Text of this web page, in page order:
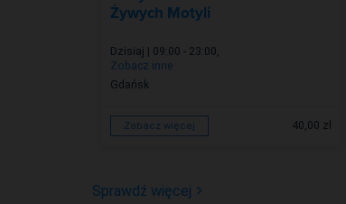
Żywych Motyli
Dzisiaj | 09:00 - 23:00,
Zobacz inne
Gdańsk
Zobacz więcej 40,00 zł
Sprawdź więcej